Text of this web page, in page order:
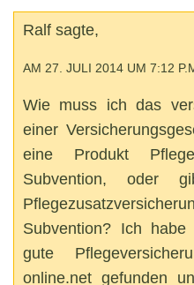
Ralf sagte,
AM 27. JULI 2014 UM 7:12
Wie muss ich das
einer
eine Produkt
Subvention, oder
Subvention? Ich
gute
online.net gefunden